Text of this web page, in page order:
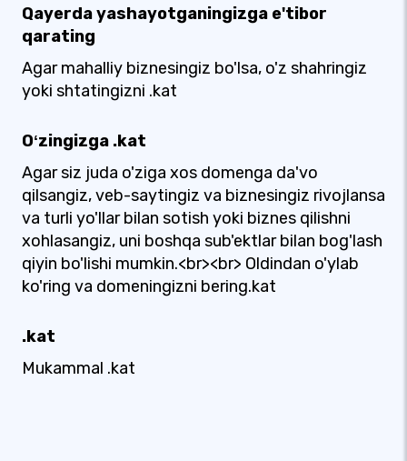
Qayerda yashayotganingizga e'tibor
qarating
Agar mahalliy biznesingiz bo'lsa, o'z shahringiz
yoki shtatingizni .kat
Oʻzingizga .kat
Agar siz juda o'ziga xos domenga da'vo
qilsangiz, veb-saytingiz va biznesingiz rivojlansa
va turli yo'llar bilan sotish yoki biznes qilishni
xohlasangiz, uni boshqa sub'ektlar bilan bog'lash
qiyin bo'lishi mumkin.<br><br> Oldindan o'ylab
ko'ring va domeningizni bering.kat
.kat
Mukammal .kat